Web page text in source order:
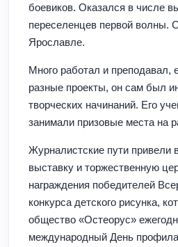
боевиков. Оказался в числе
переселенцев первой волны.
Ярославле.
Много работал и преподавал,
разные проекты, он сам был
творческих начинаний. Его
занимали призовые места на
Журналистские пути привели
выставку и торжественную
награждения победителей
конкурса детского рисунка,
общество «Остеорус»
международный День